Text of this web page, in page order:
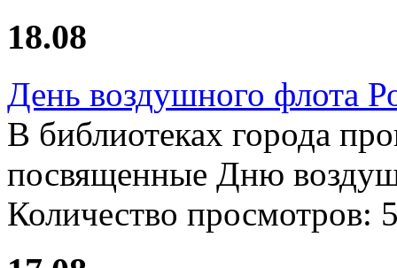
18.08
День воздушного флота
В библиотеках города
посвященные Дню
Количество просмотров: